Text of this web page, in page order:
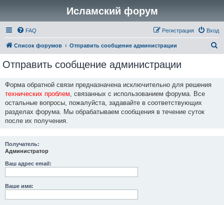
Исламский форум
FAQ Вход
Регистрация
Список форумов Отправить сообщение администрации
Отправить сообщение администрации
Форма обратной связи предназначена исключительно для решения
технических проблем, связанных с использованием форума. Все
остальные вопросы, пожалуйста, задавайте в соответствующих
разделах форума. Мы обрабатываем сообщения в течение суток
после их получения.
Получатель:
Администратор
Ваш адрес email:
Ваше имя: